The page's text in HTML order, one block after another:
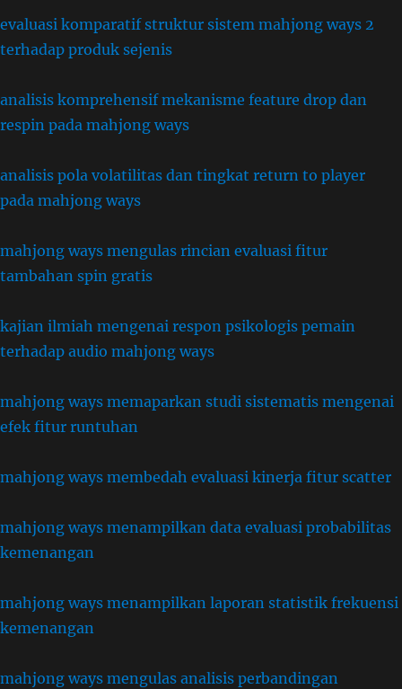
evaluasi komparatif struktur sistem mahjong ways 2
terhadap produk sejenis
analisis komprehensif mekanisme feature drop dan
respin pada mahjong ways
analisis pola volatilitas dan tingkat return to player
pada mahjong ways
mahjong ways mengulas rincian evaluasi fitur
tambahan spin gratis
kajian ilmiah mengenai respon psikologis pemain
terhadap audio mahjong ways
mahjong ways memaparkan studi sistematis mengenai
efek fitur runtuhan
mahjong ways membedah evaluasi kinerja fitur scatter
mahjong ways menampilkan data evaluasi probabilitas
kemenangan
mahjong ways menampilkan laporan statistik frekuensi
kemenangan
mahjong ways mengulas analisis perbandingan